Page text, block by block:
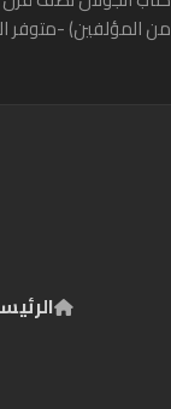
من المؤلفين) -متوفر